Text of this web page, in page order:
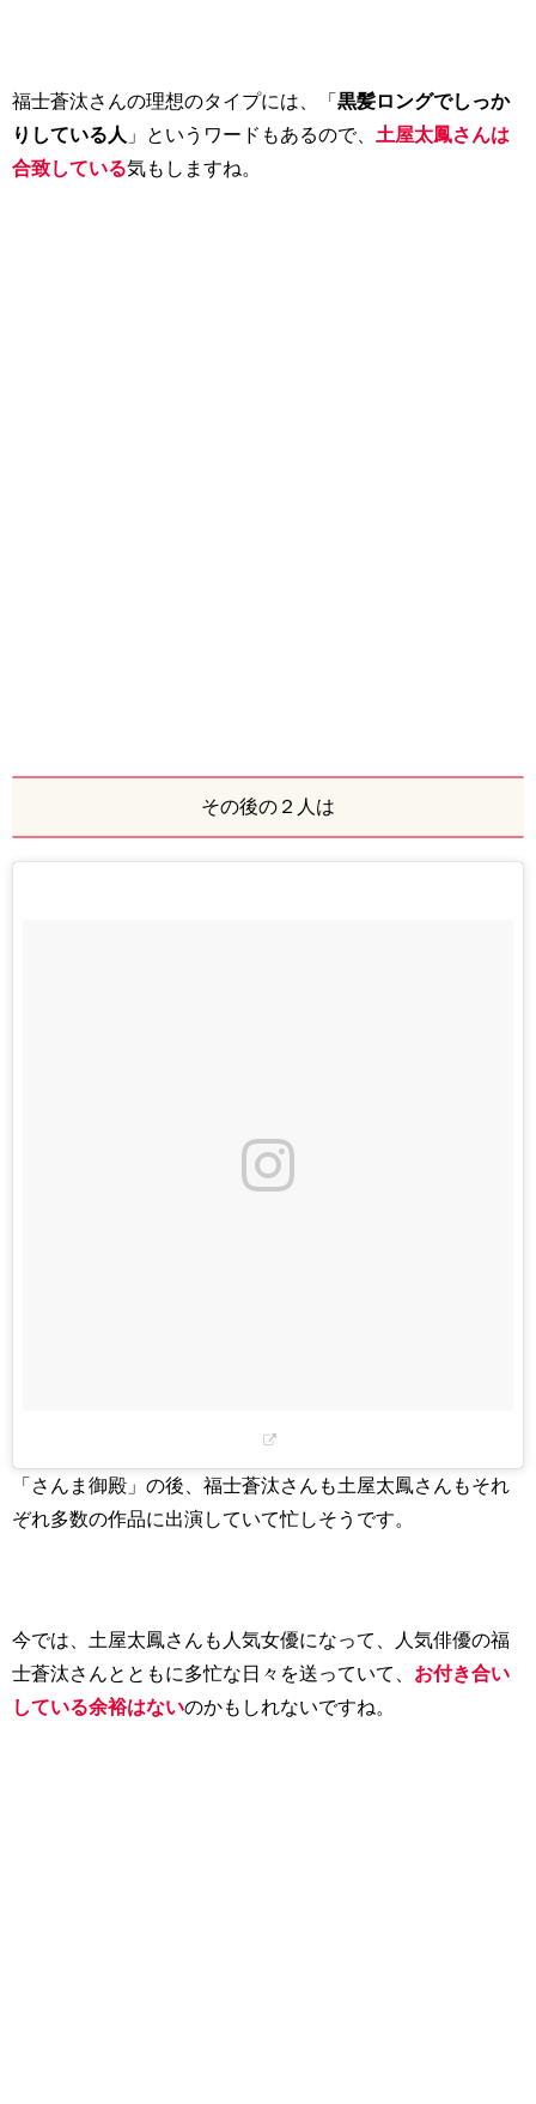
福士蒼汰さんの理想のタイプには、「 黒髪ロングでしっか
りしている人 」というワードもあるので、 土屋太鳳さんは
合致している気もしますね。
その後の２人は
「さんま御殿」の後、福士蒼汰さんも土屋太鳳さんもそれ
ぞれ多数の作品に出演していて忙しそうです。
今では、土屋太鳳さんも人気女優になって、人気俳優の福
士蒼汰さんとともに多忙な日々を送っていて、 お付き合い
している余裕はないのかもしれないですね。